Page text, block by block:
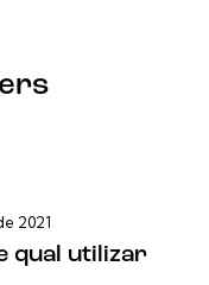
2021
qual utilizar